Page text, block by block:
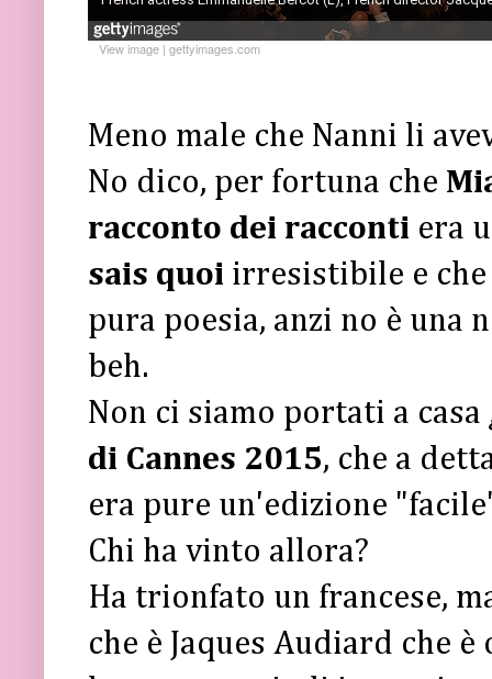
View image | gettyimages.com
Meno male che Nanni li
No dico, per fortuna che
racconto dei racconti era
sais quoi irresistibile e
pura poesia, anzi no è una
beh.
Non ci siamo portati a casa
di Cannes 2015, che a
era pure un'edizione
Chi ha vinto allora?
Ha trionfato un francese,
che è Jaques Audiard che